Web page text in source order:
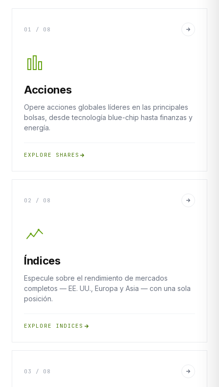
01 / 08
Acciones
Opere acciones globales líderes en las principales
bolsas, desde tecnología blue-chip hasta finanzas y
energía.
EXPLORE SHARES
02 / 08
Índices
Especule sobre el rendimiento de mercados
completos — EE. UU., Europa y Asia — con una sola
posición.
EXPLORE INDICES
03 / 08